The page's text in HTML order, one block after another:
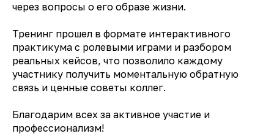
через вопросы о его образе жизни.
Тренинг прошел в формате интерактивного
практикума с ролевыми играми и разбором
реальных кейсов, что позволило каждому
участнику получить моментальную обратную
связь и ценные советы коллег.
Благодарим всех за активное участие и
профессионализм!